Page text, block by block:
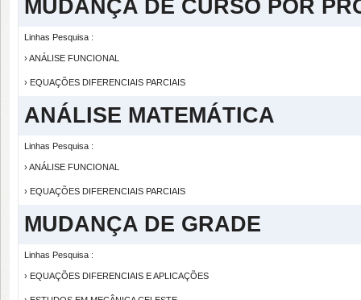
MUDANÇA DE CURSO POR
Linhas Pesquisa :
› ANÁLISE FUNCIONAL
› EQUAÇÕES DIFERENCIAIS PARCIAIS
ANÁLISE MATEMÁTICA
Linhas Pesquisa :
› ANÁLISE FUNCIONAL
› EQUAÇÕES DIFERENCIAIS PARCIAIS
MUDANÇA DE GRADE
Linhas Pesquisa :
› EQUAÇÕES DIFERENCIAIS E APLICAÇÕES